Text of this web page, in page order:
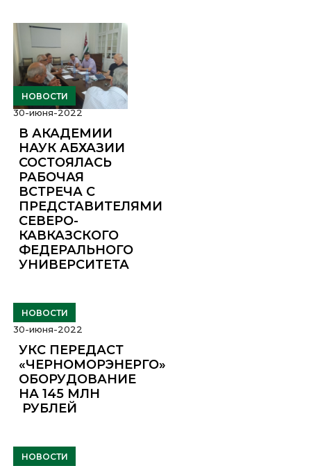
НОВОСТИ
30-июня-2022
В АКАДЕМИИ
НАУК АБХАЗИИ
СОСТОЯЛАСЬ
РАБОЧАЯ
ВСТРЕЧА С
ПРЕДСТАВИТЕЛЯМИ
СЕВЕРО-
КАВКАЗСКОГО
ФЕДЕРАЛЬНОГО
УНИВЕРСИТЕТА
НОВОСТИ
30-июня-2022
УКС ПЕРЕДАСТ
«ЧЕРНОМОРЭНЕРГО»
ОБОРУДОВАНИЕ
НА 145 МЛН
РУБЛЕЙ
НОВОСТИ